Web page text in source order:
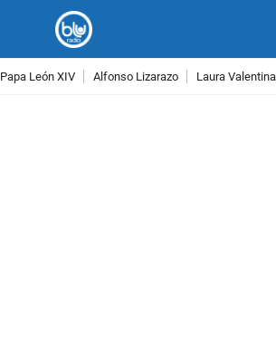
Papa León XIV Alfonso Lizarazo Laura